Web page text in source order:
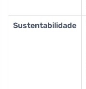
Sustentabilidade